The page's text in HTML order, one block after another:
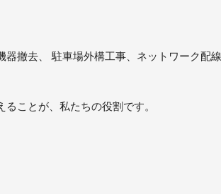
撤去、 駐車場外構工事、ネットワーク配
ことが、私たちの役割です。